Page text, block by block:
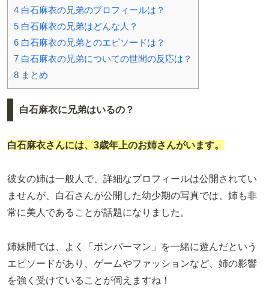
4 白石麻衣の兄弟のプロフィールは？
5 白石麻衣の兄弟はどんな人？
6 白石麻衣の兄弟とのエピソードは？
7 白石麻衣の兄弟についての世間の反応は？
8 まとめ
白石麻衣に兄弟はいるの？
白石麻衣さんには、3歳年上のお姉さんがいます。
彼女の姉は一般人で、詳細なプロフィールは公開されてい
ませんが、白石さんが公開した幼少期の写真では、姉も非
常に美人であることが話題になりました。
姉妹間では、よく「ボンバーマン」を一緒に遊んだという
エピソードがあり、ゲームやファッションなど、姉の影響
を強く受けていることが伺えますね！